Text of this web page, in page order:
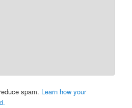
spam. Learn how your